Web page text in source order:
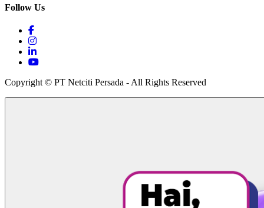
Follow Us
Copyright © PT Netciti Persada - All Rights Reserved